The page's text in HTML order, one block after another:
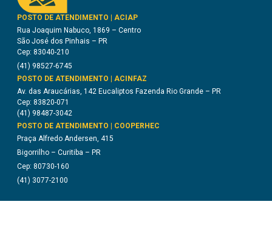
POSTO DE ATENDIMENTO | ACIAP
Rua Joaquim Nabuco, 1869 – Centro
São José dos Pinhais – PR
Cep: 83040-210
(41) 98527-6745
POSTO DE ATENDIMENTO | ACINFAZ
Av. das Araucárias, 142 Eucaliptos Fazenda Rio Grande – PR
Cep: 83820-071
(41) 98487-3042
POSTO DE ATENDIMENTO | COOPERHEC
Praça Alfredo Andersen, 415
Bigorrilho – Curitiba – PR
Cep: 80730-160
(41) 3077-2100